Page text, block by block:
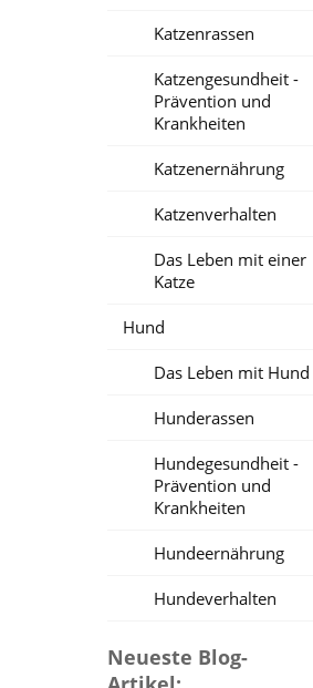
Katzenrassen
Katzengesundheit -
Prävention und
Krankheiten
Katzenernährung
Katzenverhalten
Das Leben mit einer
Katze
Hund
Das Leben mit Hund
Hunderassen
Hundegesundheit -
Prävention und
Krankheiten
Hundeernährung
Hundeverhalten
Neueste Blog-